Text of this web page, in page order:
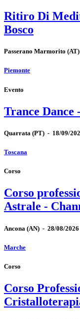
Ritiro Di
Bosco
Passerano Marmorito (AT)
Piemonte
Evento
Trance
Quarrata (PT) - 18/09/
Toscana
Corso
Corso
Astrale -
Ancona (AN) - 28/08/2026
Marche
Corso
Corso